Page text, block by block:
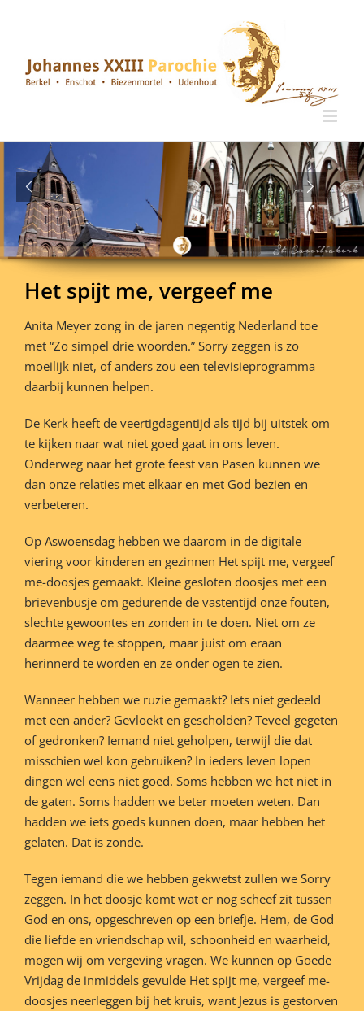
Het spijt me, vergeef me
Anita Meyer zong in de jaren negentig Nederland toe
met “Zo simpel drie woorden.” Sorry zeggen is zo
moeilijk niet, of anders zou een televisieprogramma
daarbij kunnen helpen.
De Kerk heeft de veertigdagentijd als tijd bij uitstek om
te kijken naar wat niet goed gaat in ons leven.
Onderweg naar het grote feest van Pasen kunnen we
dan onze relaties met elkaar en met God bezien en
verbeteren.
Op Aswoensdag hebben we daarom in de digitale
viering voor kinderen en gezinnen Het spijt me, vergeef
me-doosjes gemaakt. Kleine gesloten doosjes met een
brievenbusje om gedurende de vastentijd onze fouten,
slechte gewoontes en zonden in te doen. Niet om ze
daarmee weg te stoppen, maar juist om eraan
herinnerd te worden en ze onder ogen te zien.
Wanneer hebben we ruzie gemaakt? Iets niet gedeeld
met een ander? Gevloekt en gescholden? Teveel gegeten
of gedronken? Iemand niet geholpen, terwijl die dat
misschien wel kon gebruiken? In ieders leven lopen
dingen wel eens niet goed. Soms hebben we het niet in
de gaten. Soms hadden we beter moeten weten. Dan
hadden we iets goeds kunnen doen, maar hebben het
gelaten. Dat is zonde.
Tegen iemand die we hebben gekwetst zullen we Sorry
zeggen. In het doosje komt wat er nog scheef zit tussen
God en ons, opgeschreven op een briefje. Hem, de God
die liefde en vriendschap wil, schoonheid en waarheid,
mogen wij om vergeving vragen. We kunnen op Goede
Vrijdag de inmiddels gevulde Het spijt me, vergeef me-
doosjes neerleggen bij het kruis, want Jezus is gestorven